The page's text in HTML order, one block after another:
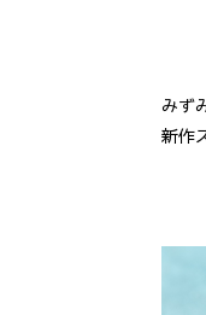
みず
新作